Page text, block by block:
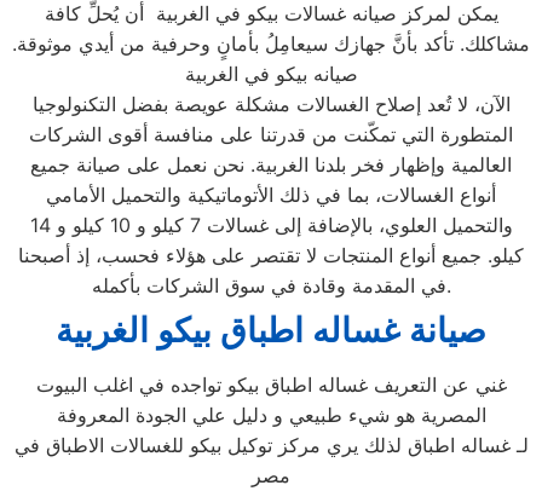
يمكن لمركز صيانه غسالات بيكو في الغربية أن يُحلِّ كافة
مشاكلك. تأكد بأنَّ جهازك سيعامِلُ بأمانٍ وحرفية من أيدي موثوقة.
صيانه بيكو في الغربية
الآن، لا تُعد إصلاح الغسالات مشكلة عويصة بفضل التكنولوجيا
المتطورة التي تمكّنت من قدرتنا على منافسة أقوى الشركات
العالمية وإظهار فخر بلدنا الغربية. نحن نعمل على صيانة جميع
أنواع الغسالات، بما في ذلك الأتوماتيكية والتحميل الأمامي
والتحميل العلوي، بالإضافة إلى غسالات 7 كيلو و 10 كيلو و 14
كيلو. جميع أنواع المنتجات لا تقتصر على هؤلاء فحسب، إذ أصبحنا
في المقدمة وقادة في سوق الشركات بأكمله.
صيانة غساله اطباق بيكو الغربية
غني عن التعريف غساله اطباق بيكو تواجده في اغلب البيوت
المصرية هو شيء طبيعي و دليل علي الجودة المعروفة
لـ غساله اطباق لذلك يري مركز توكيل بيكو للغسالات الاطباق في
مصر